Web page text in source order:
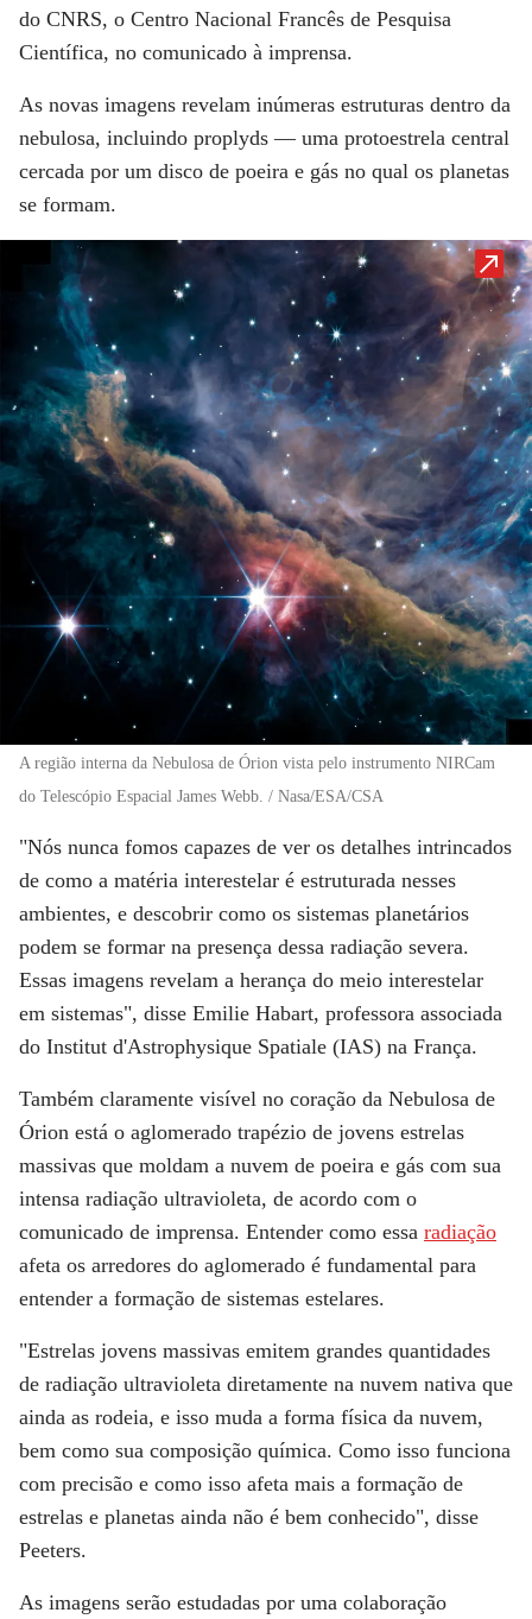
do CNRS, o Centro Nacional Francês de Pesquisa
Científica, no comunicado à imprensa.
As novas imagens revelam inúmeras estruturas dentro da
nebulosa, incluindo proplyds — uma protoestrela central
cercada por um disco de poeira e gás no qual os planetas
se formam.
A região interna da Nebulosa de Órion vista pelo instrumento NIRCam
do Telescópio Espacial James Webb. / Nasa/ESA/CSA
"Nós nunca fomos capazes de ver os detalhes intrincados
de como a matéria interestelar é estruturada nesses
ambientes, e descobrir como os sistemas planetários
podem se formar na presença dessa radiação severa.
Essas imagens revelam a herança do meio interestelar
em sistemas", disse Emilie Habart, professora associada
do Institut d'Astrophysique Spatiale (IAS) na França.
Também claramente visível no coração da Nebulosa de
Órion está o aglomerado trapézio de jovens estrelas
massivas que moldam a nuvem de poeira e gás com sua
intensa radiação ultravioleta, de acordo com o
comunicado de imprensa. Entender como essa radiação
afeta os arredores do aglomerado é fundamental para
entender a formação de sistemas estelares.
"Estrelas jovens massivas emitem grandes quantidades
de radiação ultravioleta diretamente na nuvem nativa que
ainda as rodeia, e isso muda a forma física da nuvem,
bem como sua composição química. Como isso funciona
com precisão e como isso afeta mais a formação de
estrelas e planetas ainda não é bem conhecido", disse
Peeters.
As imagens serão estudadas por uma colaboração